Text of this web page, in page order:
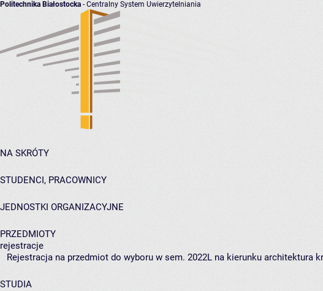
Politechnika Białostocka - Centralny System Uwierzytelniania
NA SKRÓTY
STUDENCI, PRACOWNICY
JEDNOSTKI ORGANIZACYJNE
PRZEDMIOTY
rejestracje
Rejestracja na przedmiot do wyboru w sem. 2022L na kierunku architektura
STUDIA